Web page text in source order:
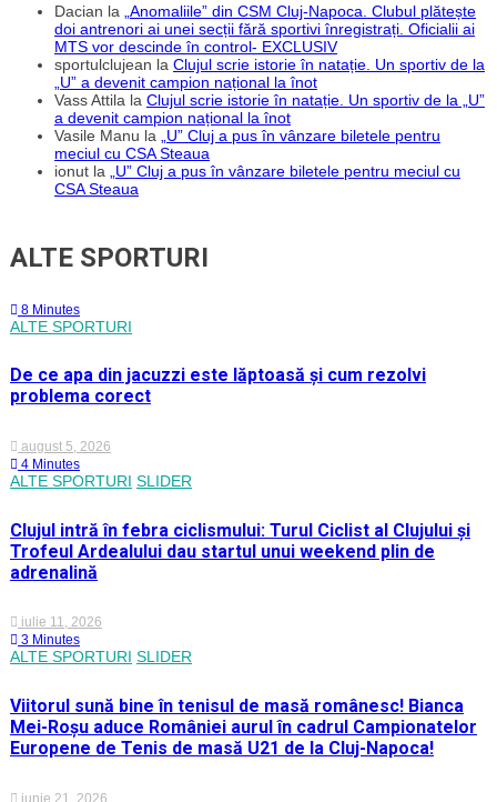
Dacian la
„Anomaliile” din CSM Cluj-Napoca. Clubul plătește
doi antrenori ai unei secții fără sportivi înregistrați. Oficialii ai
MTS vor descinde în control- EXCLUSIV
sportulclujean la Clujul scrie istorie în natație. Un sportiv de la
„U” a devenit campion național la înot
Vass Attila la Clujul scrie istorie în natație. Un sportiv de la „U”
a devenit campion național la înot
Vasile Manu la
„U” Cluj a pus în vânzare biletele pentru
meciul cu CSA Steaua
ionut la
„U” Cluj a pus în vânzare biletele pentru meciul cu
CSA Steaua
ALTE SPORTURI
8 Minutes
ALTE SPORTURI
De ce apa din jacuzzi este lăptoasă și cum rezolvi
problema corect
august 5, 2026
4 Minutes
ALTE SPORTURI SLIDER
Clujul intră în febra ciclismului: Turul Ciclist al Clujului și
Trofeul Ardealului dau startul unui weekend plin de
adrenalină
iulie 11, 2026
3 Minutes
ALTE SPORTURI SLIDER
Viitorul sună bine în tenisul de masă românesc! Bianca
Mei-Roșu aduce României aurul în cadrul Campionatelor
Europene de Tenis de masă U21 de la Cluj-Napoca!
iunie 21, 2026